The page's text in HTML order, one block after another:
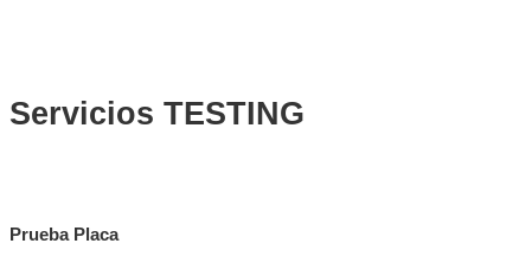
Servicios TESTING
Prueba Placa